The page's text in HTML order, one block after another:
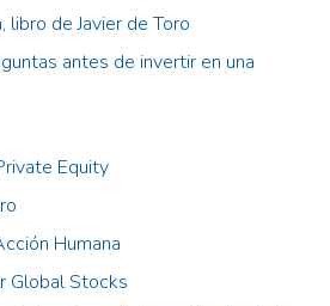
libro de Javier de Toro
antes de invertir en una
Equity
Humana
Global Stocks